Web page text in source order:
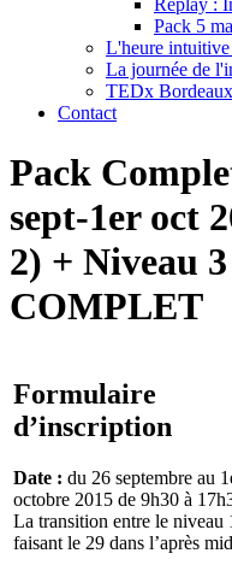
Replay :
Pack 5
L'heure intuitive
La journée de
TEDx Bordeaux
Contact
Pack
sept-1er oct
2) + Niveau
COMPLET
Formulaire
d’inscription
Date : du 26 septembre au
octobre 2015 de 9h30 à
La transition entre le niveau
faisant le 29 dans l’après